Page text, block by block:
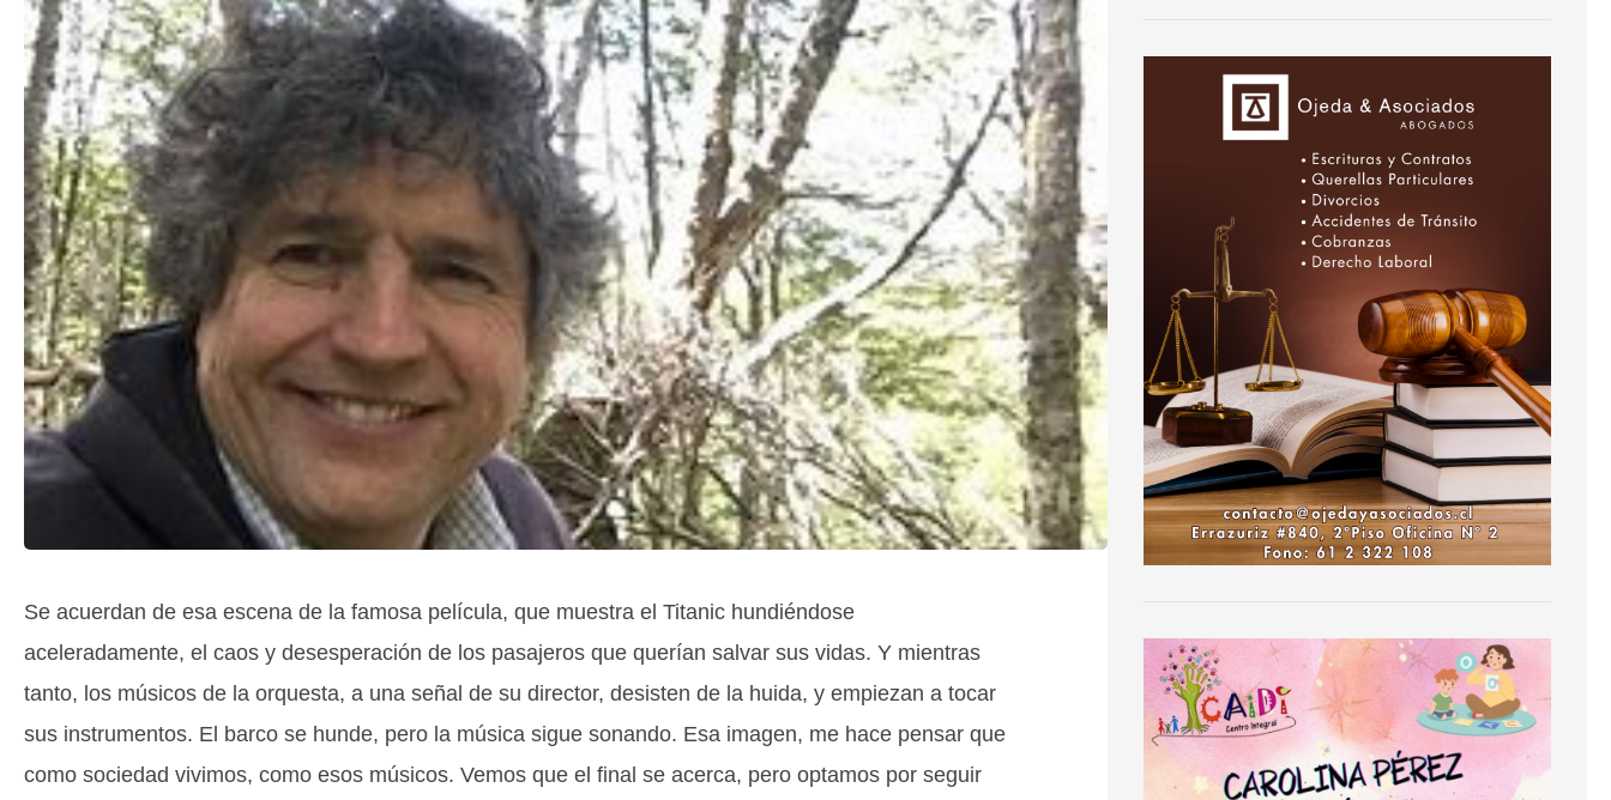
Se acuerdan de esa escena de la famosa película, que muestra el Titanic hundiéndose
aceleradamente, el caos y desesperación de los pasajeros que querían salvar sus vidas. Y mientras
tanto, los músicos de la orquesta, a una señal de su director, desisten de la huida, y empiezan a tocar
sus instrumentos. El barco se hunde, pero la música sigue sonando. Esa imagen, me hace pensar que
como sociedad vivimos, como esos músicos. Vemos que el final se acerca, pero optamos por seguir